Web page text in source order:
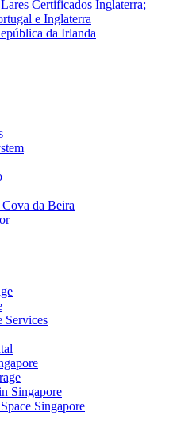
Certificados Inglaterra;
e Inglaterra
da Irlanda
da Beira
Services
Singapore
Singapore